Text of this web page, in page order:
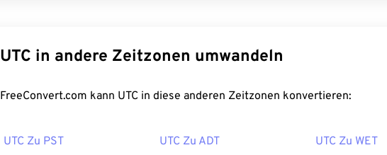
UTC in andere Zeitzonen umwandeln
FreeConvert.com kann UTC in diese anderen Zeitzonen konvertieren:
UTC Zu PST UTC Zu ADT UTC Zu WET